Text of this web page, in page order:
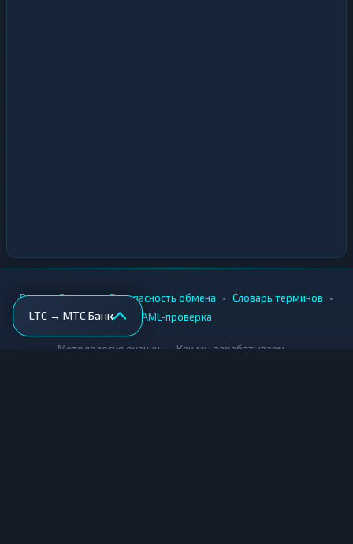
LTC → МТС Банк
Вики • Города • Безопасность обмена • Словарь терминов •
AML-проверка
Методология оценки Как мы зарабатываем